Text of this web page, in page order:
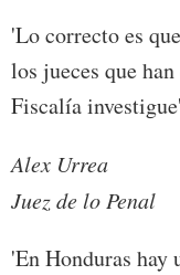
'Lo correcto es
los jueces que
Fiscalía
Alex Urrea
Juez de lo Penal
'En Honduras hay